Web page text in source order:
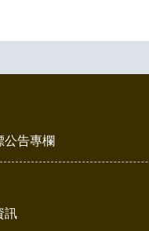
公告專欄
訊